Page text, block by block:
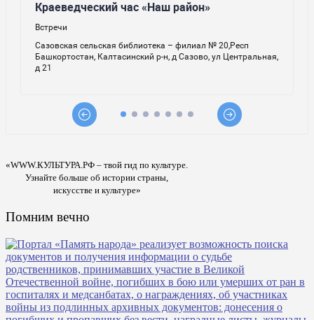
«WWW.КУЛЬТУРА.РФ – твой гид по культуре.
Узнайте больше об истории страны,
искусстве и культуре»
Помним вечно